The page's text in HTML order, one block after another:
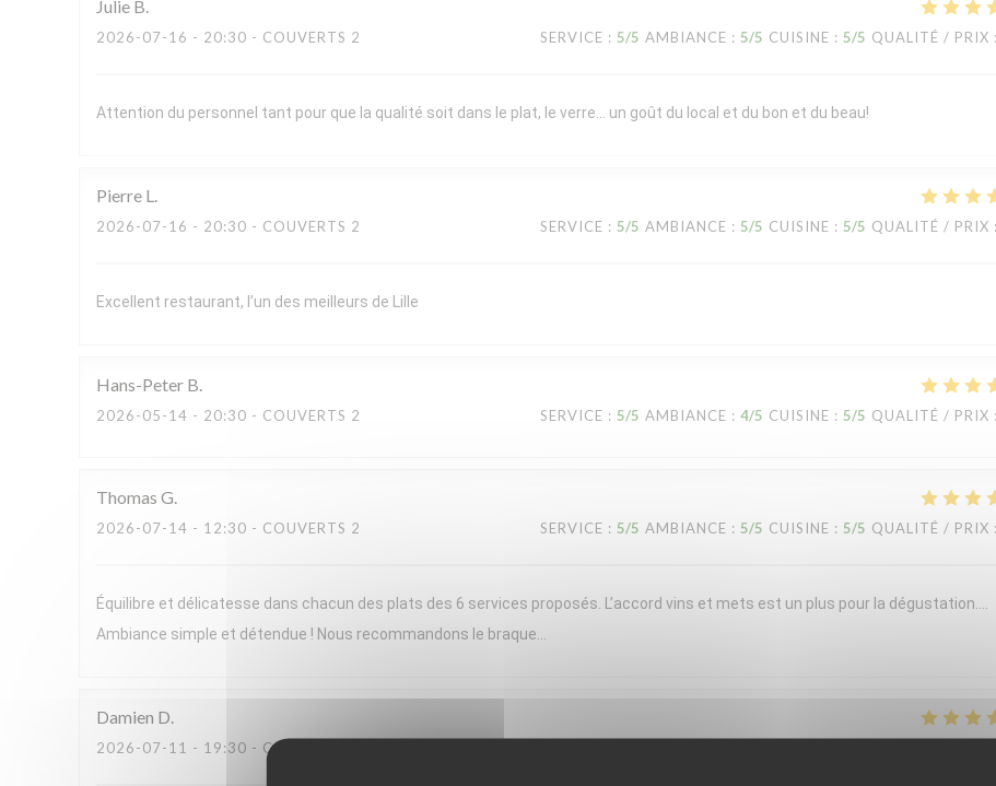
Julie B
2026-07-16 - 20:30 - COUVERTS 2 SERVICE : 5/5 AMBIANCE : 5/5 CUISINE : 5/5 QUALITÉ / PRIX :
Attention du personnel tant pour que la qualité soit dans le plat, le verre… un goût du local et du bon et du beau!
Pierre L
2026-07-16 - 20:30 - COUVERTS 2 SERVICE : 5/5 AMBIANCE : 5/5 CUISINE : 5/5 QUALITÉ / PRIX :
Excellent restaurant, l’un des meilleurs de Lille
Hans-Peter B
2026-05-14 - 20:30 - COUVERTS 2 SERVICE : 5/5 AMBIANCE : 4/5 CUISINE : 5/5 QUALITÉ / PRIX :
Thomas G
2026-07-14 - 12:30 - COUVERTS 2 SERVICE : 5/5 AMBIANCE : 5/5 CUISINE : 5/5 QUALITÉ / PRIX :
Équilibre et délicatesse dans chacun des plats des 6 services proposés. L’accord vins et mets est un plus pour la dégustation….
Ambiance simple et détendue ! Nous recommandons le braque…
Damien D
2026-07-11 - 19:30 - COUVERTS 2